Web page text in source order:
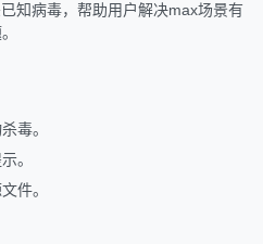
知病毒，帮助用户解决max场景有
毒。
。
件。